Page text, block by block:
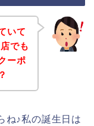
いて
でも
ーポ
ね♪私の誕生日は